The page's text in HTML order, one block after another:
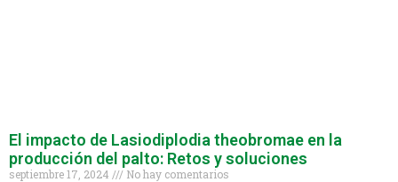
El impacto de Lasiodiplodia theobromae en la
producción del palto: Retos y soluciones
septiembre 17, 2024
No hay comentarios